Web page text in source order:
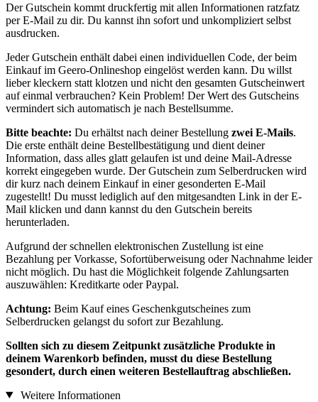
Der Gutschein kommt druckfertig mit allen Informationen ratzfatz
per E-Mail zu dir. Du kannst ihn sofort und unkompliziert selbst
ausdrucken.
Jeder Gutschein enthält dabei einen individuellen Code, der beim
Einkauf im Geero-Onlineshop eingelöst werden kann. Du willst
lieber kleckern statt klotzen und nicht den gesamten Gutscheinwert
auf einmal verbrauchen? Kein Problem! Der Wert des Gutscheins
vermindert sich automatisch je nach Bestellsumme.
Bitte beachte: Du erhältst nach deiner Bestellung zwei E-Mails.
Die erste enthält deine Bestellbestätigung und dient deiner
Information, dass alles glatt gelaufen ist und deine Mail-Adresse
korrekt eingegeben wurde. Der Gutschein zum Selberdrucken wird
dir kurz nach deinem Einkauf in einer gesonderten E-Mail
zugestellt! Du musst lediglich auf den mitgesandten Link in der E-
Mail klicken und dann kannst du den Gutschein bereits
herunterladen.
Aufgrund der schnellen elektronischen Zustellung ist eine
Bezahlung per Vorkasse, Sofortüberweisung oder Nachnahme leider
nicht möglich. Du hast die Möglichkeit folgende Zahlungsarten
auszuwählen: Kreditkarte oder Paypal.
Achtung: Beim Kauf eines Geschenkgutscheines zum
Selberdrucken gelangst du sofort zur Bezahlung.
Sollten sich zu diesem Zeitpunkt zusätzliche Produkte in
deinem Warenkorb befinden, musst du diese Bestellung
gesondert, durch einen weiteren Bestellauftrag abschließen.
Weitere Informationen